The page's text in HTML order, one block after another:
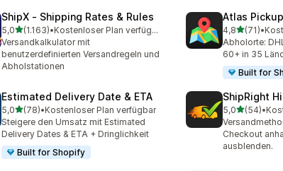
ShipX ‑ Shipping Rates & Rules
5,0von 5 Sternen
(1.163)
1163 Rezensionen insgesamt
•
Kostenloser Plan verfügbar
Versandkalkulator mit
benutzerdefinierten Versandregeln und
Abholstationen
Atlas
4,8von 5
(71)
71 •
Abholorte:
60+ in 35
Built for
Estimated Delivery Date & ETA
5,0von 5 Sternen
(78)
78 Rezensionen insgesamt
•Kostenloser Plan verfügbar
Steigere den Umsatz mit Estimated
Delivery Dates & ETA + Dringlichkeit
Built for Shopify
ShipRight
5,0von 5
(54)
54 •
Checkout
ausblenden.